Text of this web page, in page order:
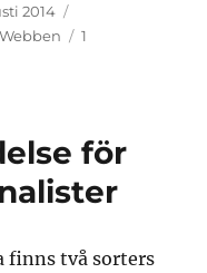
2014
Webben
1
för
finns två sorters